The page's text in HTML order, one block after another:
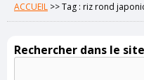
ACCUEIL >>Tag : riz rond
Rechercher dans le site